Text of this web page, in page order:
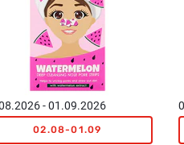
- 01.09.2026
02.08-01.09